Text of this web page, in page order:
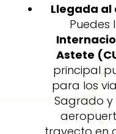
Llegada al
Puedes
Astete
principal
para los
Sagrado y